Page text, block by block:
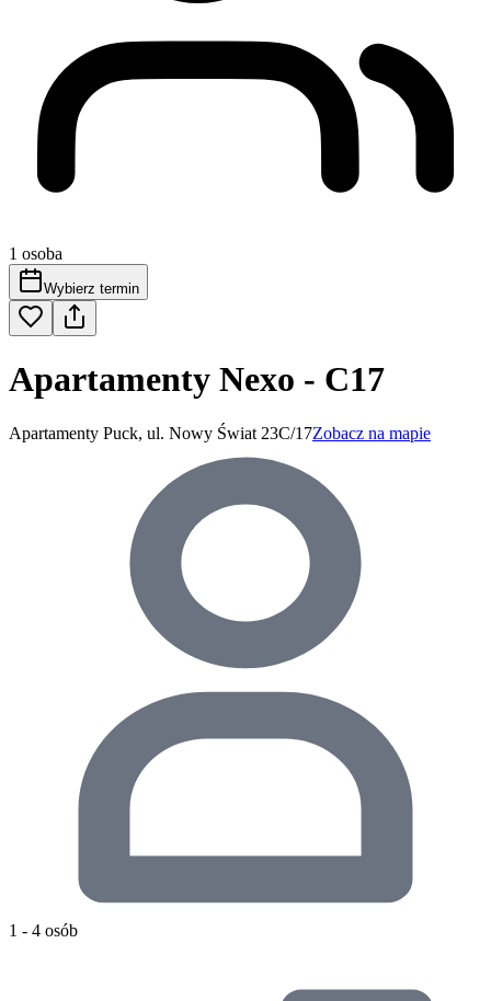
1 osoba
Wybierz termin
Apartamenty Nexo - C17
Apartamenty Puck, ul. Nowy Świat 23C/17Zobacz na mapie
1 - 4 osób